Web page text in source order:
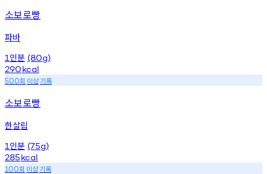
소보로빵
파바
1 인분 (80g)
290kcal
500회 이상기록
소보로빵
한살림
1 인분 (75g)
285kcal
100회 이상기록